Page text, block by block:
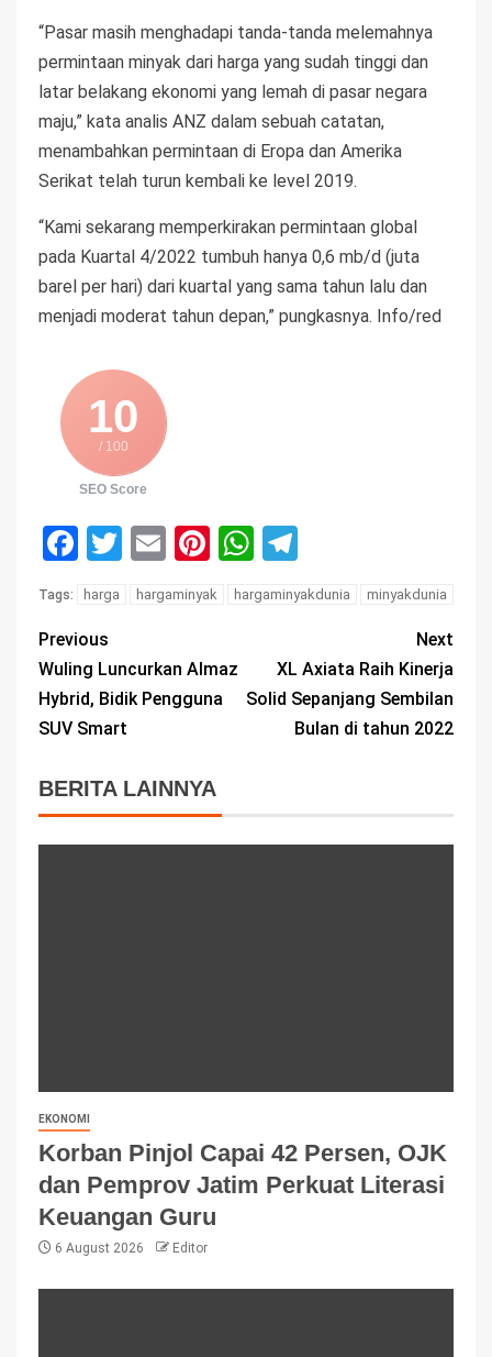
“Pasar masih menghadapi tanda-tanda melemahnya
permintaan minyak dari harga yang sudah tinggi dan
latar belakang ekonomi yang lemah di pasar negara
maju,” kata analis ANZ dalam sebuah catatan,
menambahkan permintaan di Eropa dan Amerika
Serikat telah turun kembali ke level 2019.
“Kami sekarang memperkirakan permintaan global
pada Kuartal 4/2022 tumbuh hanya 0,6 mb/d (juta
barel per hari) dari kuartal yang sama tahun lalu dan
menjadi moderat tahun depan,” pungkasnya. Info/red
10
/ 100
SEO Score
Facebook
Twitter
EmailPinterest
WhatsApp
Tags: harga hargaminyak hargaminyakdunia minyakdunia
Previous
Wuling Luncurkan Almaz
Hybrid, Bidik Pengguna
SUV Smart
Next
XL Axiata Raih Kinerja
Solid Sepanjang Sembilan
Bulan di tahun 2022
BERITA LAINNYA
EKONOMI
Korban Pinjol Capai 42 Persen, OJK
dan Pemprov Jatim Perkuat Literasi
Keuangan Guru
6 August 2026 Editor